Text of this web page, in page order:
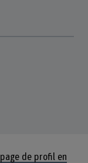
page de profil en